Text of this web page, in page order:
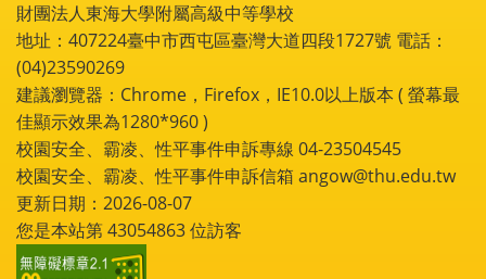
財團法人東海大學附屬高級中等學校
地址：407224臺中市西屯區臺灣大道四段1727號 電話：
(04)23590269
建議瀏覽器：Chrome，Firefox，IE10.0以上版本 ( 螢幕最
佳顯示效果為1280*960 )
校園安全、霸凌、性平事件申訴專線 04-23504545
校園安全、霸凌、性平事件申訴信箱 angow@thu.edu.tw
更新日期：2026-08-07
您是本站第43054863位訪客